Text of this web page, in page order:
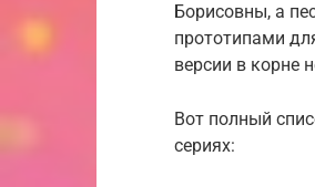
Борисовны, а
прототипами
версии в корне
Вот полный
сериях: